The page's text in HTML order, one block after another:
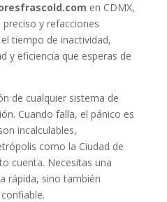
en CDMX,
y refacciones
tiempo de inactividad,
y eficiencia que esperas de
de cualquier sistema de
Cuando falla, el pánico es
incalculables,
como la Ciudad de
cuenta. Necesitas una
rápida, sino también